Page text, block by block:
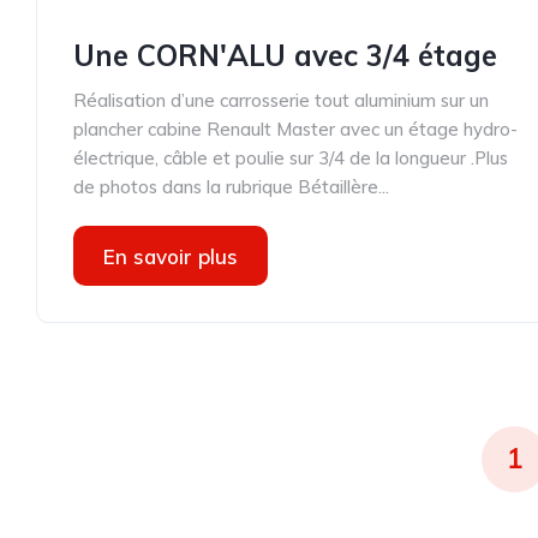
Une CORN'ALU avec 3/4 étage
Réalisation d’une carrosserie tout aluminium sur un
plancher cabine Renault Master avec un étage hydro-
électrique, câble et poulie sur 3/4 de la longueur .Plus
de photos dans la rubrique Bétaillère...
En savoir plus
1